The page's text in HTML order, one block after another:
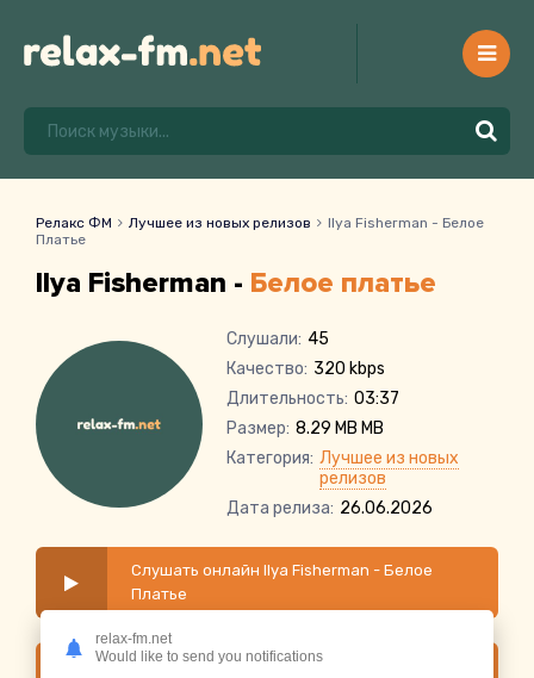
Релакс ФМ Лучшее из новых релизов
Ilya Fisherman - Белое
Платье
Ilya Fisherman - Белое платье
Слушали: 45
Качество: 320 kbps
Длительность: 03:37
Размер: 8.29 MB MB
Категория: Лучшее из новых
релизов
Дата релиза: 26.06.2026
Слушать онлайн Ilya Fisherman - Белое
Платье
Скачать
relax-fm.net
Would like to send you notifications